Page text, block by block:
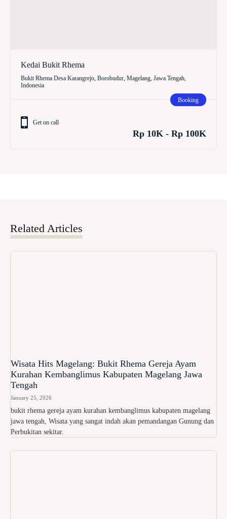
Kedai Bukit Rhema
Bukit Rhema Desa Karangrejo, Borobudur, Magelang, Jawa Tengah,
Indonesia
Booking
Get on call
Rp 10K - Rp 100K
Related Articles
Wisata Hits Magelang: Bukit Rhema Gereja Ayam
Kurahan Kembanglimus Kabupaten Magelang Jawa
Tengah
January 25, 2026
bukit rhema gereja ayam kurahan kembanglimus kabupaten magelang
jawa tengah, Wisata yang sangat indah akan pemandangan Gunung dan
Perbukitan sekitar.